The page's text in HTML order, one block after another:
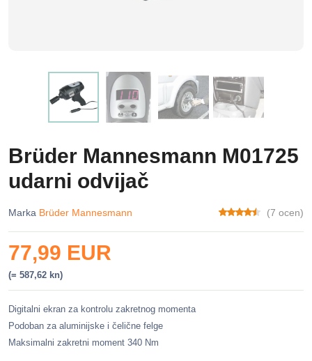
Brüder Mannesmann M01725
udarni odvijač
Marka Brüder Mannesmann (7 ocen)
77,99 EUR
(= 587,62 kn)
Digitalni ekran za kontrolu zakretnog momenta
Podoban za aluminijske i čelične felge
Maksimalni zakretni moment 340 Nm